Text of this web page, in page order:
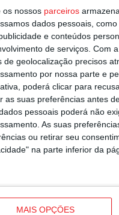
os nossos parceiros
dados pessoais,
e conteúdos
de serviços. Com
de geolocalização precisos
por nossa parte e
poderá clicar para
as suas preferências antes
pessoais poderá não
As suas
ou retirar seu
na parte inferior da
MAIS OPÇÕES
com novas